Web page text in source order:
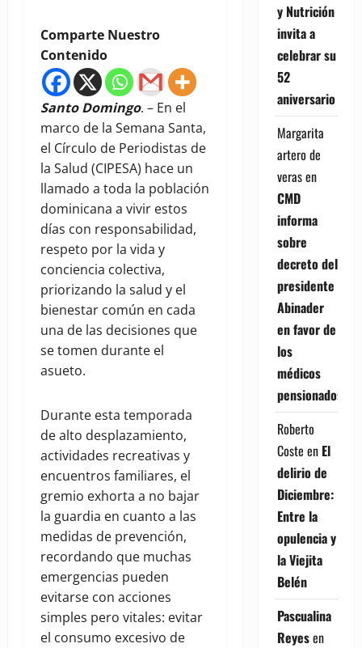
Comparte Nuestro
Contenido
Santo Domingo. – En el
marco de la Semana Santa,
el Círculo de Periodistas de
la Salud (CIPESA) hace un
llamado a toda la población
dominicana a vivir estos
días con responsabilidad,
respeto por la vida y
conciencia colectiva,
priorizando la salud y el
bienestar común en cada
una de las decisiones que
se tomen durante el
asueto.
Durante esta temporada
de alto desplazamiento,
actividades recreativas y
encuentros familiares, el
gremio exhorta a no bajar
la guardia en cuanto a las
medidas de prevención,
recordando que muchas
emergencias pueden
evitarse con acciones
simples pero vitales: evitar
el consumo excesivo de
y Nutrición
invita a
celebrar su
52
aniversario
Margarita
artero de
verasen
CMD
informa
sobre
decreto del
presidente
Abinader
en favor de
los
médicos
pensionados
Roberto
Coste en El
delirio de
Diciembre:
Entre la
opulencia y
la Viejita
Belén
Pascualina
Reyesen